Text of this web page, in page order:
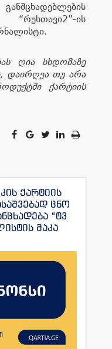
ის
ღია სხდომაზე
დაირღვა თუ არა
ქარტიის
ქარტიის
ცნო
“ტვ
მაკა